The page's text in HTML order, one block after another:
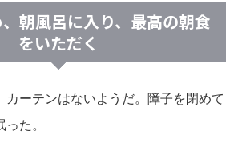
朝風呂に入り、最高の朝食
をいただく
カーテンはないようだ。障子を閉めて
た。